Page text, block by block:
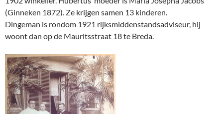
(Ginneken 1872). Ze krijgen samen 13 kinderen.
Dingeman is rondom 1921 rijksmiddenstandsadviseur, hij
woont dan op de Mauritsstraat 18 te Breda.